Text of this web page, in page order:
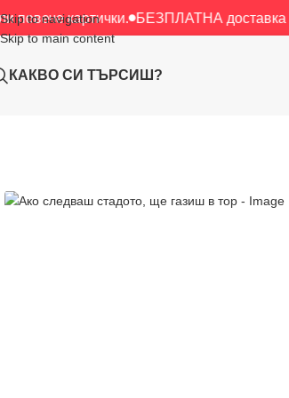
Skip to navigation
Skip to main content
БЕЗПЛАТНА доставка над 40 € /
КАКВО СИ ТЪРСИШ?